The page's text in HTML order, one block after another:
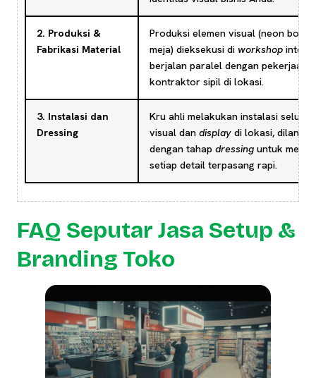
2. Produksi &
Fabrikasi Material
Produksi elemen visual (neon box,
meja) dieksekusi di workshop
berjalan paralel dengan pekerjaan
kontraktor sipil di lokasi.
3. Instalasi dan
Dressing
Kru ahli melakukan instalasi
visual dan display di lokasi,
dengan tahap dressing untuk
setiap detail terpasang rapi.
FAQ Seputar Jasa Setup &
Branding Toko